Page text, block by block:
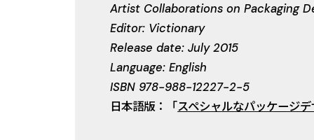
Artist Collaborations on Packaging
Editor: Victionary
Release date: July 2015
Language: English
ISBN 978-988-12227-2-5
日本語版：「スペシャルなパッケージ